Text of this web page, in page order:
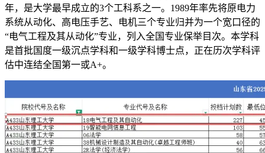
年，是大学最早成立的3个工科系之一。1989年率先将原电力
系统从动化、高电压手艺、电机三个专业归并为一个宽口径的
“电气工程及其从动化”专业，列入全国专业保举目次。本学科
是首批国度一级沉点学科和一级学科博士点，正在历次学科评
估中连结全国第一或A+。